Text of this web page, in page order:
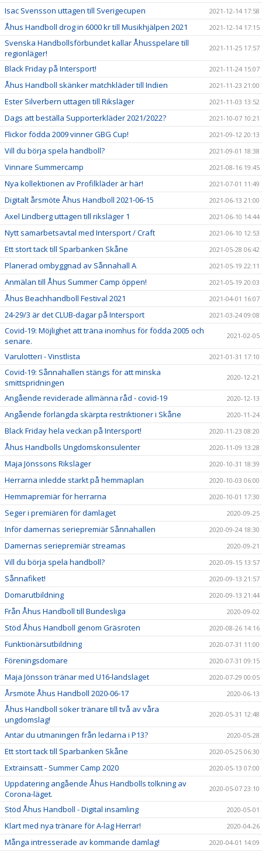
Isac Svensson uttagen till Sverigecupen 2021-12-14 17:58
Åhus Handboll drog in 6000 kr till Musikhjälpen 2021 2021-12-14 17:15
Svenska Handbollsförbundet kallar Åhusspelare till
regionläger!
2021-11-25 17:57
Black Friday på Intersport! 2021-11-24 15:07
Åhus Handboll skänker matchkläder till Indien 2021-11-23 21:00
Ester Silverbern uttagen till Riksläger 2021-11-03 13:52
Dags att beställa Supporterkläder 2021/2022? 2021-10-07 10:21
Flickor födda 2009 vinner GBG Cup! 2021-09-12 20:13
Vill du börja spela handboll? 2021-09-01 18:38
Vinnare Summercamp 2021-08-16 19:45
Nya kollektionen av Profilkläder är här! 2021-07-01 11:49
Digitalt årsmöte Åhus Handboll 2021-06-15 2021-06-13 21:00
Axel Lindberg uttagen till riksläger 1 2021-06-10 14:44
Nytt samarbetsavtal med Intersport / Craft 2021-06-10 12:53
Ett stort tack till Sparbanken Skåne 2021-05-28 06:42
Planerad ombyggnad av Sånnahall A 2021-05-19 22:11
Anmälan till Åhus Summer Camp öppen! 2021-05-19 20:03
Åhus Beachhandboll Festival 2021 2021-04-01 16:07
24-29/3 är det CLUB-dagar på Intersport 2021-03-24 09:08
Covid-19: Möjlighet att träna inomhus för födda 2005 och
senare.
2021-02-05
Varulotteri - Vinstlista 2021-01-31 17:10
Covid-19: Sånnahallen stängs för att minska
smittspridningen
2020-12-21
Angående reviderade allmänna råd - covid-19 2020-12-13
Angående förlängda skärpta restriktioner i Skåne 2020-11-24
Black Friday hela veckan på Intersport! 2020-11-23 08:20
Åhus Handbolls Ungdomskonsulenter 2020-11-09 13:28
Maja Jönssons Riksläger 2020-10-31 18:39
Herrarna inledde starkt på hemmaplan 2020-10-03 06:00
Hemmapremiär för herrarna 2020-10-01 17:30
Seger i premiären för damlaget 2020-09-25
Inför damernas seriepremiär Sånnahallen 2020-09-24 18:30
Damernas seriepremiär streamas 2020-09-21
Vill du börja spela handboll? 2020-09-15 13:57
Sånnafiket! 2020-09-13 21:57
Domarutbildning 2020-09-13 21:44
Från Åhus Handboll till Bundesliga 2020-09-02
Stöd Åhus Handboll genom Gräsroten 2020-08-26 14:16
Funktionärsutbildning 2020-07-31 11:00
Föreningsdomare 2020-07-31 09:15
Maja Jönsson tränar med U16-landslaget 2020-07-29 00:05
Årsmöte Åhus Handboll 2020-06-17 2020-06-13
Åhus Handboll söker tränare till två av våra
ungdomslag!
2020-05-31 12:48
Antar du utmaningen från ledarna i P13? 2020-05-28
Ett stort tack till Sparbanken Skåne 2020-05-25 06:30
Extrainsatt - Summer Camp 2020 2020-05-13 07:00
Uppdatering angående Åhus Handbolls tolkning av
Corona-läget.
2020-05-07 23:10
Stöd Åhus Handboll - Digital insamling 2020-05-01
Klart med nya tränare för A-lag Herrar! 2020-04-26
Många intresserade av kommande damlag! 2020-04-01 14:09